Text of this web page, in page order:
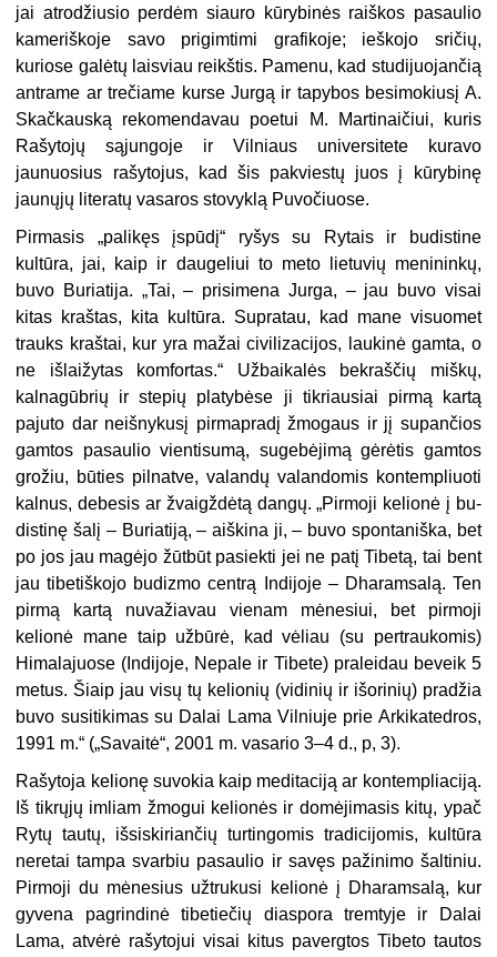
jai atrodžiusio perdėm siauro kūrybinės raiškos pasaulio
kameriškoje savo prigimtimi grafikoje; ieškojo sričių,
kuriose galėtų laisviau reikštis. Pamenu, kad studijuojančią
antrame ar trečiame kurse Jurgą ir tapybos besi­mokiusį A.
Skačkauską rekomendavau poetui M. Martinaičiui, kuris
Rašytojų sąjungoje ir Vilniaus universitete kuravo
jaunuosius rašytojus, kad šis pakviestų juos į kūrybinę
jaunųjų literatų vasaros stovyklą Puvočiuose.
Pirmasis „palikęs įspūdį“ ryšys su Rytais ir budistine
kultūra, jai, kaip ir daugeliui to meto lietuvių menininkų,
buvo Buriatija. „Tai, – prisimena Jurga, – jau buvo visai
kitas kraštas, kita kultūra. Supratau, kad mane visuomet
trauks kraštai, kur yra mažai civilizacijos, laukinė gamta, o
ne išlaižytas komfortas.“ Užbaikalės bekraščių miškų,
kalnagūbrių ir stepių platybėse ji tikriausiai pirmą kartą
pajuto dar neišnykusį pirmapradį žmogaus ir jį supančios
gamtos pasaulio vientisumą, sugebėjimą gėrėtis gamtos
grožiu, būties pilnatve, valandų valan­domis kontempliuoti
kalnus, debesis ar žvaigždėtą dangų. „Pirmoji kelionė į bu­
distinę šalį – Buriatiją, – aiškina ji, – buvo spontaniška, bet
po jos jau magėjo žūt­būt pasiekti jei ne patį Tibetą, tai bent
jau tibetiškojo budizmo centrą Indijoje – Dharamsalą. Ten
pirmą kartą nuvažiavau vienam mėnesiui, bet pirmoji
kelionė mane taip užbūrė, kad vėliau (su pertraukomis)
Himalajuose (Indijoje, Nepale ir Tibete) praleidau beveik 5
metus. Šiaip jau visų tų kelionių (vidinių ir išorinių) pradžia
buvo susitikimas su Dalai Lama Vilniuje prie Arkikatedros,
1991 m.“ („Savaitė“, 2001 m. vasario 3–4 d., p, 3).
Rašytoja kelionę suvokia kaip meditaciją ar kontempliaciją.
Iš tikrųjų imliam žmogui kelionės ir domėjimasis kitų, ypač
Rytų tautų, išsiskiriančių turtingomis tradicijomis, kultūra
neretai tampa svarbiu pasaulio ir savęs pažinimo šaltiniu.
Pirmoji du mėnesius užtrukusi kelionė į Dharamsalą, kur
gyvena pagrindinė tibetiečių diaspora tremtyje ir Dalai
Lama, atvėrė rašytojui visai kitus pavergtos Tibeto tautos